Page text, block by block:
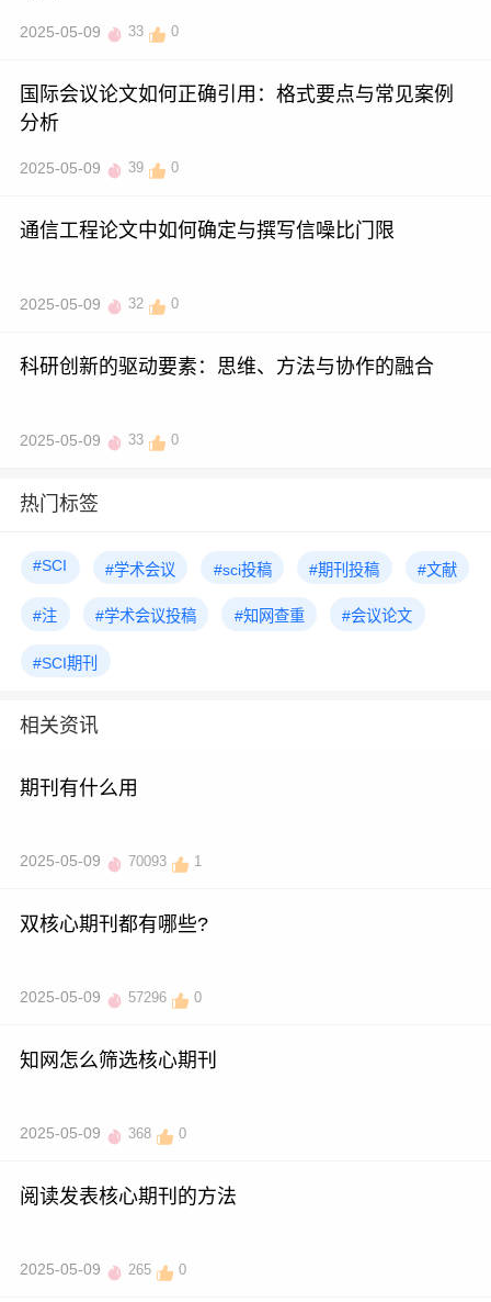
2025-05-09 33 0
国际会议论文如何正确引用：格式要点与常见案例
分析
2025-05-09 39 0
通信工程论文中如何确定与撰写信噪比门限
2025-05-09 32 0
科研创新的驱动要素：思维、方法与协作的融合
2025-05-09 33 0
热门标签
#SCI #学术会议 #sci投稿 #期刊投稿 #文献
#注 #学术会议投稿 #知网查重 #会议论文
#SCI期刊
相关资讯
期刊有什么用
2025-05-09 70093 1
双核心期刊都有哪些?
2025-05-09 57296 0
知网怎么筛选核心期刊
2025-05-09 368 0
阅读发表核心期刊的方法
2025-05-09 265 0